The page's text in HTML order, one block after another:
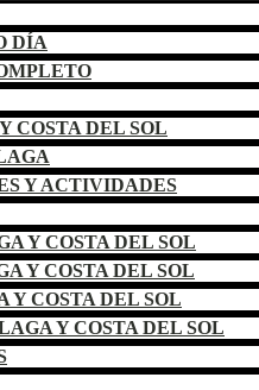
DÍA
COSTA DEL SOL
Y ACTIVIDADES
Y COSTA DEL SOL
Y COSTA DEL SOL
Y COSTA DEL SOL
Y COSTA DEL SOL